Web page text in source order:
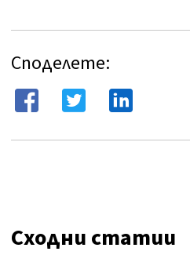
Споделете:
Сходни статии